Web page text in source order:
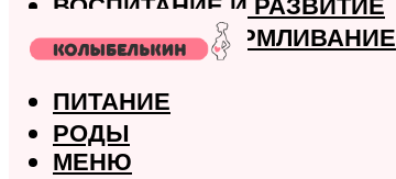
ГРУДНОЕ ВСКАРМЛИВАНИЕ
ЗДОРОВЬЕ
ПИТАНИЕ
РОДЫ
МЕНЮ